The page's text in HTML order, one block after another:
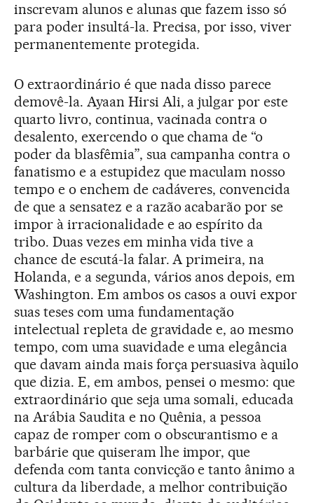
inscrevam alunos e alunas que fazem isso só
para poder insultá-la. Precisa, por isso, viver
permanentemente protegida.
O extraordinário é que nada disso parece
demovê-la. Ayaan Hirsi Ali, a julgar por este
quarto livro, continua, vacinada contra o
desalento, exercendo o que chama de “o
poder da blasfêmia”, sua campanha contra o
fanatismo e a estupidez que maculam nosso
tempo e o enchem de cadáveres, convencida
de que a sensatez e a razão acabarão por se
impor à irracionalidade e ao espírito da
tribo. Duas vezes em minha vida tive a
chance de escutá-la falar. A primeira, na
Holanda, e a segunda, vários anos depois, em
Washington. Em ambos os casos a ouvi expor
suas teses com uma fundamentação
intelectual repleta de gravidade e, ao mesmo
tempo, com uma suavidade e uma elegância
que davam ainda mais força persuasiva àquilo
que dizia. E, em ambos, pensei o mesmo: que
extraordinário que seja uma somali, educada
na Arábia Saudita e no Quênia, a pessoa
capaz de romper com o obscurantismo e a
barbárie que quiseram lhe impor, que
defenda com tanta convicção e tanto ânimo a
cultura da liberdade, a melhor contribuição